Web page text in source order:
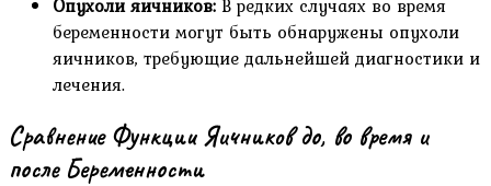
Опухоли яичников: В редких случаях во время
беременности могут быть обнаружены опухоли
яичников, требующие дальнейшей диагностики и
лечения.
Сравнение Функции Яичников до, во время и
после Беременности